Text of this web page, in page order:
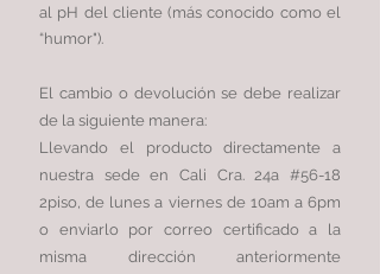
al pH del cliente (más conocido como el
“humor").
El cambio o devolución se debe realizar
de la siguiente manera:
Llevando el producto directamente a
nuestra sede en Cali Cra. 24a #56-18
2piso, de lunes a viernes de 10am a 6pm
o enviarlo por correo certificado a la
misma dirección anteriormente